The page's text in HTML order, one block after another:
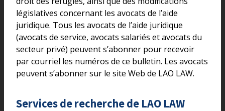
législatives concernant les avocats de l’aide
juridique. Tous les avocats de l’aide juridique
(avocats de service, avocats salariés et avocats du
secteur privé) peuvent s’abonner pour recevoir
par courriel les numéros de ce bulletin. Les avocats
peuvent s’abonner sur le site Web de LAO LAW.
Services de recherche de LAO LAW